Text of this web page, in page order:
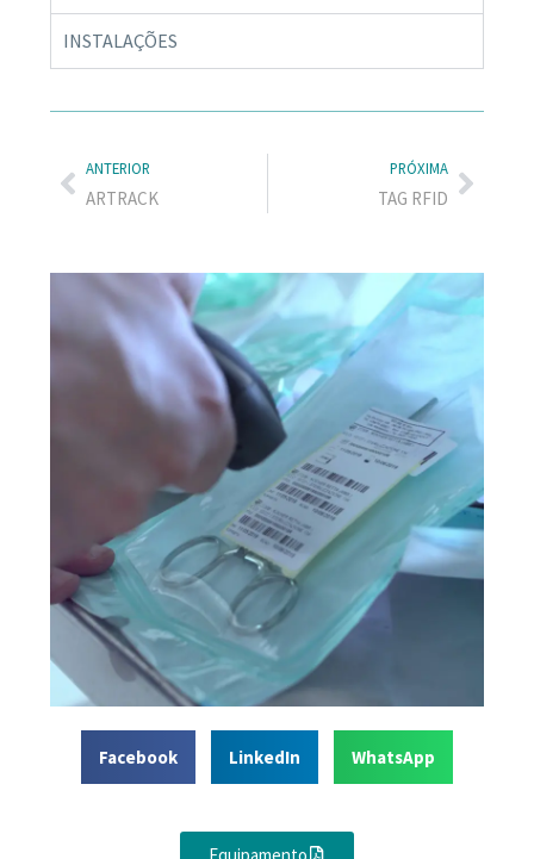
INSTALAÇÕES
ANTERIOR
ARTRACK
PRÓXIMA
TAG RFID
Facebook LinkedIn WhatsApp